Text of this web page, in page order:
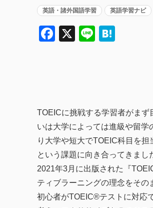
英語・諸外国語学習 英語学習ナビ
Facebook
X Line
TOEICに挑戦する学習者がま
いは大学によっては進級や留
り大学や短大でTOEIC科目を
という課題に向き合ってきま
2021年3月に出版された『
ティブラーニングの理念をそ
初心者がTOEIC®テストに対応